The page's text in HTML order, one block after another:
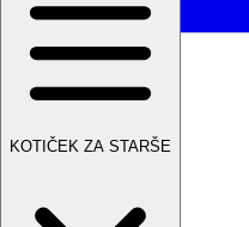
KOTIČEK ZA STARŠE